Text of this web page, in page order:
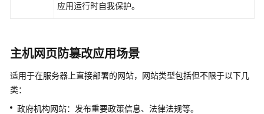
看
防
护
应用运行时自我保护。
主机网页防篡改应用场景
适用于在服务器上直接部署的网站，网站类型包括但不限于以下几
类：
政府机构网站：发布重要政策信息、法律法规等。